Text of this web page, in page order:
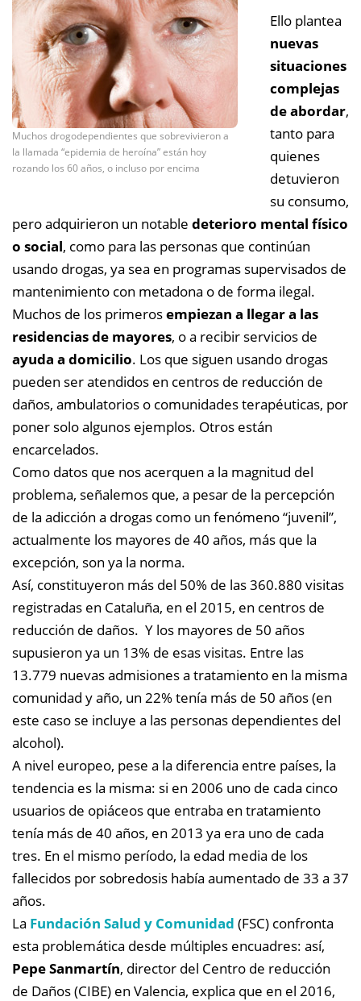
Muchos drogodependientes que sobrevivieron a
la llamada “epidemia de heroína” están hoy
rozando los 60 años, o incluso por encima
Ello plantea
nuevas
situaciones
complejas
de abordar,
tanto para
quienes
detuvieron
su consumo,
pero adquirieron un notable deterioro mental físico
o social, como para las personas que continúan
usando drogas, ya sea en programas supervisados de
mantenimiento con metadona o de forma ilegal.
Muchos de los primerosempiezan a llegar a las
residencias de mayores, o a recibir servicios de
ayuda a domicilio. Los que siguen usando drogas
pueden ser atendidos en centros de reducción de
daños, ambulatorios o comunidades terapéuticas, por
poner solo algunos ejemplos. Otros están
encarcelados.
Como datos que nos acerquen a la magnitud del
problema, señalemos que, a pesar de la percepción
de la adicción a drogas como un fenómeno “juvenil”,
actualmente los mayores de 40 años, más que la
excepción, son ya la norma.
Así, constituyeron más del 50% de las 360.880 visitas
registradas en Cataluña, en el 2015, en centros de
reducción de daños. Y los mayores de 50 años
supusieron ya un 13% de esas visitas. Entre las
13.779 nuevas admisiones a tratamiento en la misma
comunidad y año, un 22% tenía más de 50 años (en
este caso se incluye a las personas dependientes del
alcohol).
A nivel europeo, pese a la diferencia entre países, la
tendencia es la misma: si en 2006 uno de cada cinco
usuarios de opiáceos que entraba en tratamiento
tenía más de 40 años, en 2013 ya era uno de cada
tres. En el mismo período, la edad media de los
fallecidos por sobredosis había aumentado de 33 a 37
años.
La Fundación Salud y Comunidad (FSC) confronta
esta problemática desde múltiples encuadres: así,
Pepe Sanmartín, director del Centro de reducción
de Daños (CIBE) en Valencia, explica que en el 2016,